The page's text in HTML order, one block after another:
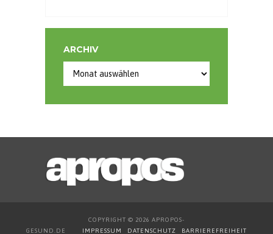
ARCHIV
COPYRIGHT © 2026 APROPOS-
GESUND.DE IMPRESSUM DATENSCHUTZ BARRIEREFREIHEIT